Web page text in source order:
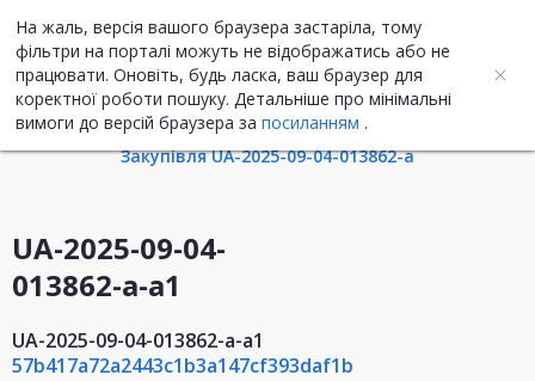
На жаль, версія вашого браузера застаріла, тому
фільтри на порталі можуть не відображатись або не
працювати. Оновіть, будь ласка, ваш браузер для
коректної роботи пошуку. Детальніше про мінімальні
вимоги до версій браузера за посиланням .
UA ENG
Інформація про договір
Закупівля UA-2025-09-04-013862-a
UA-2025-09-04-
013862-a-a1
UA-2025-09-04-013862-a-a1
57b417a72a2443c1b3a147cf393daf1b